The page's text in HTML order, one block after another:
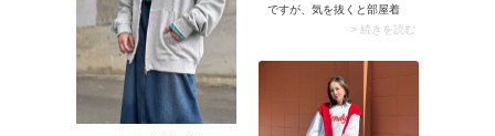
ですが、気を抜くと部屋着
のようになってしまうのが
おすすめなのがラインパン
ツです。コーデがクラスア
ップされますよ。
> 続きを読む